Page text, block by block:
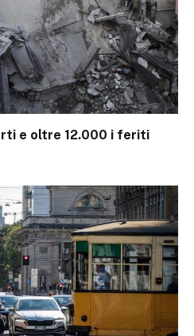
e oltre 12.000 i feriti